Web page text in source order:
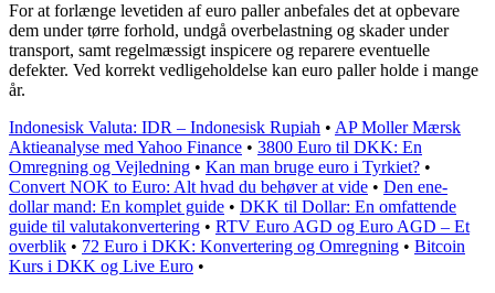
For at forlænge levetiden af euro paller anbefales det at opbevare
dem under tørre forhold, undgå overbelastning og skader under
transport, samt regelmæssigt inspicere og reparere eventuelle
defekter. Ved korrekt vedligeholdelse kan euro paller holde i mange
år.
Indonesisk Valuta: IDR – Indonesisk Rupiah • AP Moller Mærsk
Aktieanalyse med Yahoo Finance • 3800 Euro til DKK: En
Omregning og Vejledning • Kan man bruge euro i Tyrkiet? •
Convert NOK to Euro: Alt hvad du behøver at vide • Den ene-
dollar mand: En komplet guide • DKK til Dollar: En omfattende
guide til valutakonvertering • RTV Euro AGD og Euro AGD – Et
overblik • 72 Euro i DKK: Konvertering og Omregning • Bitcoin
Kurs i DKK og Live Euro •